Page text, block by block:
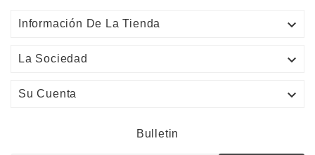
Información De La Tienda 
La Sociedad 
Su Cuenta 
Bulletin